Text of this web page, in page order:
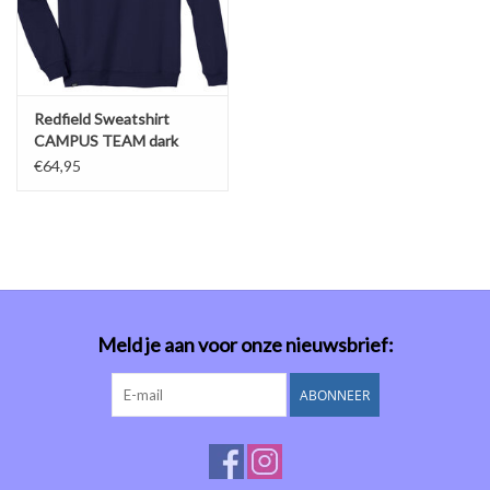
• 6XL - Borstomvang: 172 cm, Ruglengte: 91 cm
• 7XL - Borstomvang: 180 cm, Ruglengte: 93 cm
• 8XL - Borstomvang: 188 cm, Ruglengte: 95 cm
• 10XL - borstmovang: 204 cm, ruglengte: 99 cm
Redfield Sweatshirt
CAMPUS TEAM dark
denim
€64,95
Meld je aan voor onze nieuwsbrief:
ABONNEER